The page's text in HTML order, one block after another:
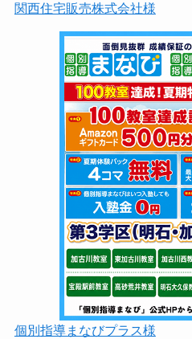
関西住宅販売株式会社様
個別指導まなびプラス様